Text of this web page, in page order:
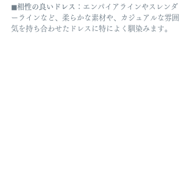
◼︎相性の良いドレス ：エンパイアラインやスレンダ
ーラインなど、柔らかな素材や、カジュアルな雰囲
気を持ち合わせたドレスに特によく馴染みます。